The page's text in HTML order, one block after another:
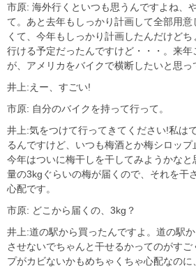
市原: 海外行くといつも思うんですよね、
て。あと去年もしっかり計画して全部用
くて、今年もしっかり計画したんだけど
行ける予定だったんですけど・・・。来
が、アメリカをバイクで横断したいと思っ
井上:えー、すごい!
市原: 自分のバイクを持って行って。
井上:気をつけて行ってきてください!私は
るんですけど、いつも梅酒とか梅シロップ
今年はついに梅干しを干してみようかな
量の3kgぐらいの梅が届くので、それを干
心配です。
市原: どこから届くの、3kg？
井上:道の駅から買ったんですよ。道の駅
させないでちゃんと干せるかってのがす
プがカビないかもめちゃくちゃ心配なのに